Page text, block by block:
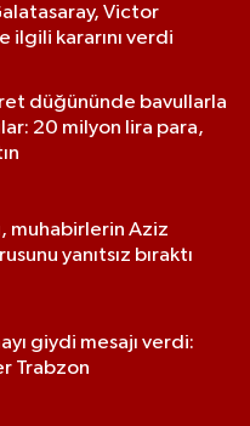
Victor
ilgili kararını verdi
düğününde bavullarla
20 milyon lira para,
muhabirlerin Aziz
yanıtsız bıraktı
giydi mesajı verdi:
Trabzon